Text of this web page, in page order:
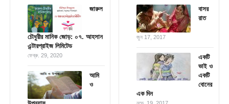
জারুল
চৌধুরীর মানিক জোড়: ০৭. আহসান
এন্টারপ্রাইজ লিমিটেড
ফেব্রু. 29, 2020
আমি
ও
বাসর
রাত
জুন 17, 2017
একটি
ভাই ও
একটি
বোনের
এক দিন